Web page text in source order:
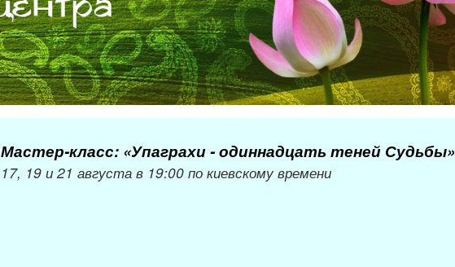
Мастер-класс: «Упаграхи - одиннадцать теней Судьбы»
17, 19 и 21 августа в 19:00 по киевскому времени